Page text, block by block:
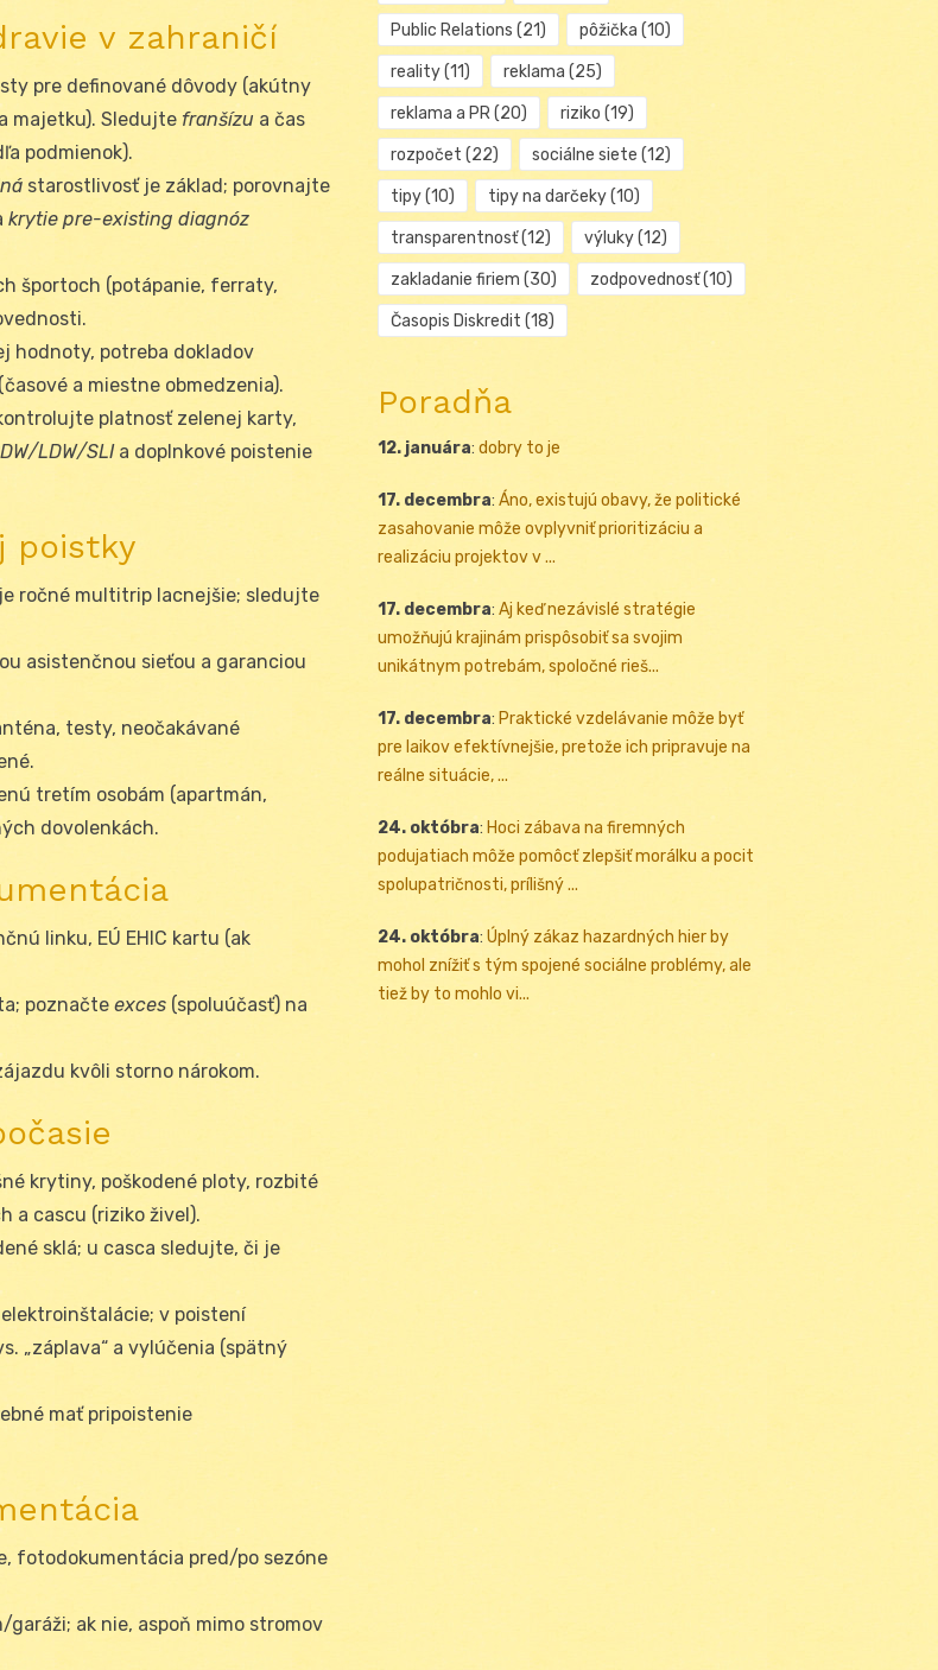
v zahraničí
pre definované dôvody (akútny
majetku). Sledujte franšízu a čas
podmienok).
starostlivosť je základ; porovnajte
krytie pre-existing diagnóz
športoch (potápanie, ferraty,
hodnoty, potreba dokladov
a miestne obmedzenia).
platnosť zelenej karty,
LDW/SLIa doplnkové poistenie
poistky
ročné multitrip lacnejšie; sledujte
asistenčnou sieťou a garanciou
testy, neočakávané
tretím osobám (apartmán,
dovolenkách.
linku, EÚ EHIC kartu (ak
poznačte exces (spoluúčasť) na
kvôli storno nárokom.
krytiny, poškodené ploty, rozbité
a cascu (riziko živel).
sklá; u casca sledujte, či je
v poistení
„záplava“ a vylúčenia (spätný
mať pripoistenie
fotodokumentácia pred/po sezóne
ak nie, aspoň mimo stromov
Public Relations (21) pôžička (10)
reality(11) reklama (25)
reklama a PR(20) riziko (19)
rozpočet (22) sociálne siete (12)
tipy(10) tipy na darčeky(10)
transparentnosť(12) výluky(12)
zakladanie firiem (30) zodpovednosť(10)
Časopis Diskredit (18)
Poradňa
12. januára: dobry to je
17. decembra: Áno, existujú obavy, že politické
zasahovanie môže ovplyvniť prioritizáciu a
realizáciu projektov v ...
17. decembra: Aj keď nezávislé stratégie
umožňujú krajinám prispôsobiť sa svojim
unikátnym potrebám, spoločné rieš...
17. decembra: Praktické vzdelávanie môže byť
pre laikov efektívnejšie, pretože ich pripravuje na
reálne situácie, ...
24. októbra: Hoci zábava na firemných
podujatiach môže pomôcť zlepšiť morálku a pocit
spolupatričnosti, prílišný ...
24. októbra: Úplný zákaz hazardných hier by
mohol znížiť s tým spojené sociálne problémy, ale
tiež by to mohlo vi...